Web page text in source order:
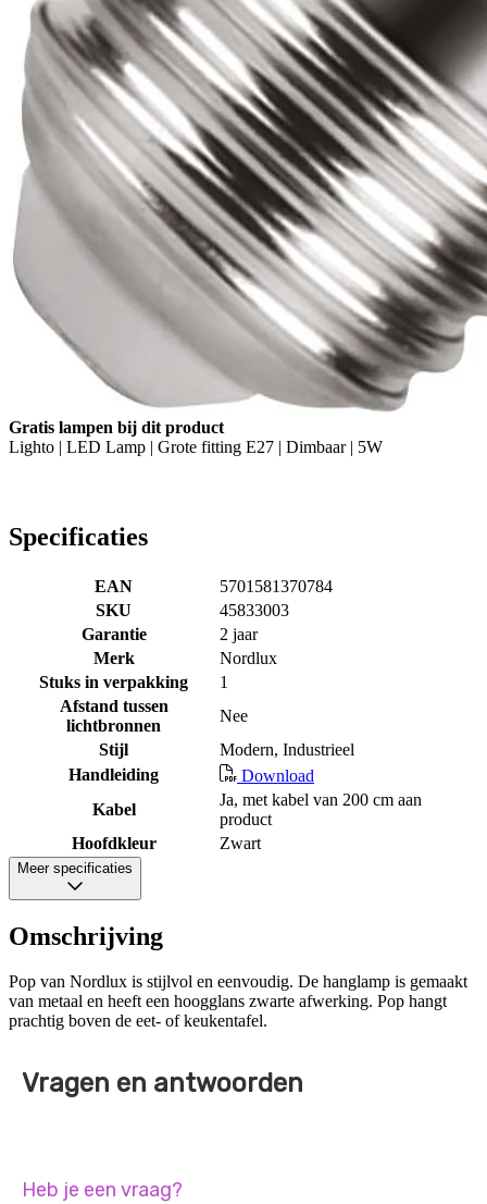
Gratis lampen bij dit product
Lighto | LED Lamp | Grote fitting E27 | Dimbaar | 5W
Specificaties
EAN
5701581370784
SKU
45833003
Garantie
2 jaar
Merk
Nordlux
Stuks in verpakking
1
Afstand tussen
lichtbronnen
Nee
Stijl
Modern, Industrieel
Handleiding
Download
Kabel
Ja, met kabel van 200 cm aan
product
Hoofdkleur
Zwart
Meer specificaties
Omschrijving
Pop van Nordlux is stijlvol en eenvoudig. De hanglamp is gemaakt
van metaal en heeft een hoogglans zwarte afwerking. Pop hangt
prachtig boven de eet- of keukentafel.
Vragen en antwoorden
Heb je een vraag?